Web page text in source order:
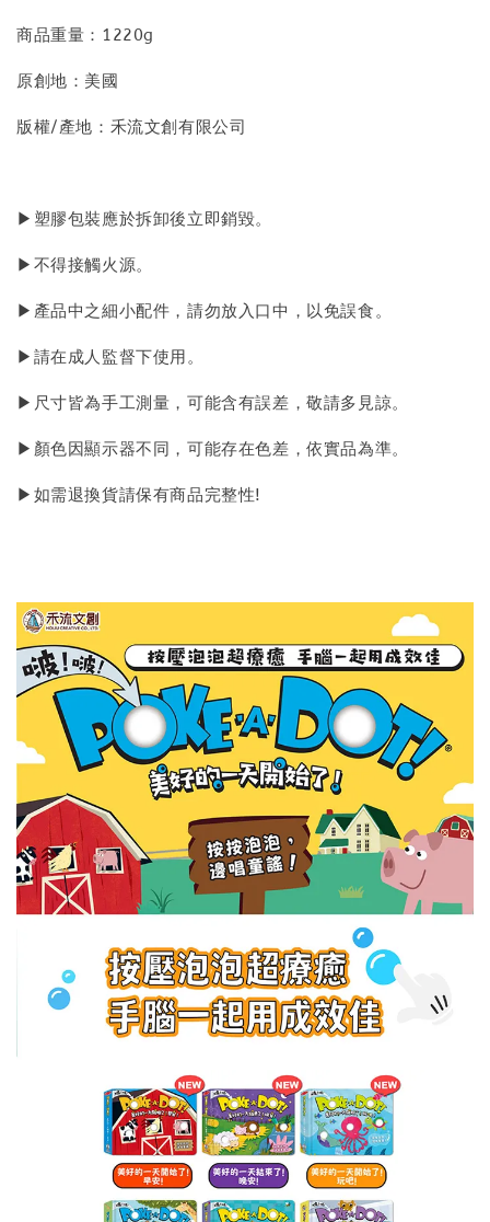
商品重量：1220g
原創地：美國
版權/產地：禾流文創有限公司
▶塑膠包裝應於拆卸後立即銷毀。
▶不得接觸火源。
▶產品中之細小配件，請勿放入口中，以免誤食。
▶請在成人監督下使用。
▶尺寸皆為手工測量，可能含有誤差，敬請多見諒。
▶顏色因顯示器不同，可能存在色差，依實品為準。
▶如需退換貨請保有商品完整性!